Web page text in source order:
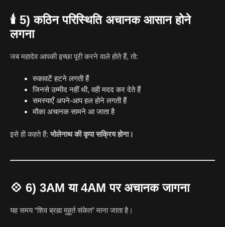
🕯️ 5) कठिन परिस्थिति अचानक आसान होने
लगना
जब महादेव आपकी इच्छा पूरी करने वाले होते हैं, तो:
रुकावटें हटने लगती हैं
जिनसे उम्मीद नहीं थी, वही मदद कर देते हैं
समस्याएँ अपने-आप हल होने लगती हैं
मौका अचानक सामने आ जाता है
इसे ही कहते हैं: भोलेनाथ की कृपा सक्रिय होना।
💠 6) 3AM या 4AM पर अचानक जागना
यह समय “शिव ब्रह्म मुहूर्त संकेत” माना जाता है।